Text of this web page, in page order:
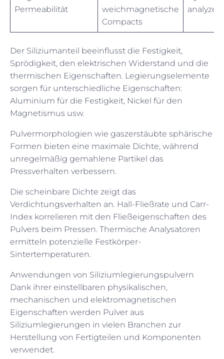
Permeabilität
weichmagnetische
Compacts
analyzer
Der Siliziumanteil beeinflusst die Festigkeit,
Sprödigkeit, den elektrischen Widerstand und die
thermischen Eigenschaften. Legierungselemente
sorgen für unterschiedliche Eigenschaften:
Aluminium für die Festigkeit, Nickel für den
Magnetismus usw.
Pulvermorphologien wie gaszerstäubte sphärische
Formen bieten eine maximale Dichte, während
unregelmäßig gemahlene Partikel das
Pressverhalten verbessern.
Die scheinbare Dichte zeigt das
Verdichtungsverhalten an. Hall-Fließrate und Carr-
Index korrelieren mit den Fließeigenschaften des
Pulvers beim Pressen. Thermische Analysatoren
ermitteln potenzielle Festkörper-
Sintertemperaturen.
Anwendungen von Siliziumlegierungspulvern
Dank ihrer einstellbaren physikalischen,
mechanischen und elektromagnetischen
Eigenschaften werden Pulver aus
Siliziumlegierungen in vielen Branchen zur
Herstellung von Fertigteilen und Komponenten
verwendet.